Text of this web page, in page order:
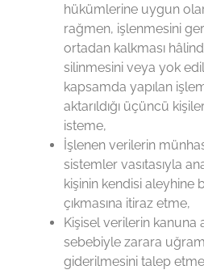
hükümlerine uygun
rağmen, işlenmesini
ortadan kalkması
silinmesini veya yok
kapsamda yapılan
aktarıldığı üçüncü
isteme,
İşlenen verilerin
sistemler vasıtasıyla
kişinin kendisi aleyhine
çıkmasına itiraz etme,
Kişisel verilerin kanuna
sebebiyle zarara
giderilmesini talep etme